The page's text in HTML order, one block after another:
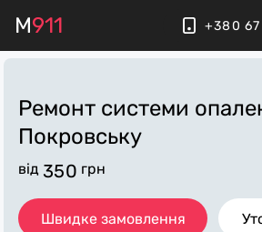
M911 +380
Ремонт системи
Покровську
від 350 грн
Швидке замовлення